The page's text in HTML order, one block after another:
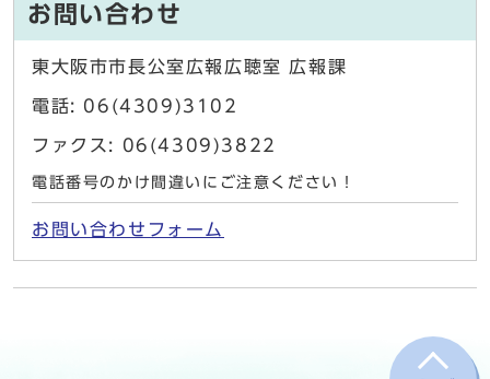
お問い合わせ
東大阪市市長公室広報広聴室 広報課
電話: 06(4309)3102
ファクス: 06(4309)3822
電話番号のかけ間違いにご注意ください！
お問い合わせフォーム